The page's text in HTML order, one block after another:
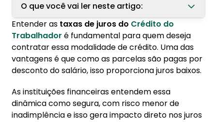
O que você vai ler neste artigo:
1. Crédito do Trabalhador: taxa de juros
1.1. Qual a taxa de juros do Crédito do
Trabalhador?
2. Limite da taxa de juros
2.1. Como é definida a taxa de juros
3. Crédito do Trabalhador: como comparar
Entender as taxas de juros do Crédito do
Trabalhador é fundamental para quem deseja
contratar essa modalidade de crédito. Uma das
vantagens é que como as parcelas são pagas por
desconto do salário, isso proporciona juros baixos.
As instituições financeiras entendem essa
dinâmica como segura, com risco menor de
inadimplência e isso gera impacto direto nos juros